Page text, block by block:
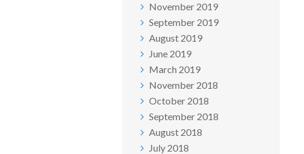
November 2019
September 2019
August 2019
June 2019
March 2019
November 2018
October 2018
September 2018
August 2018
July 2018